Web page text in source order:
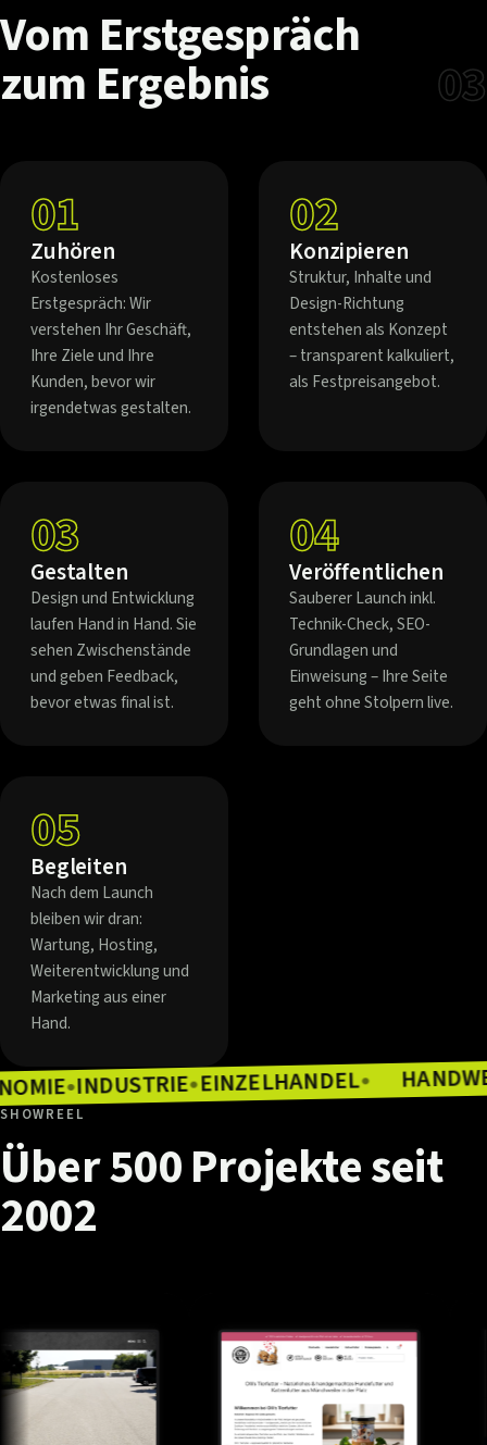
Vom Erstgespräch
zum Ergebnis
03
01
Zuhören
Kostenloses
Erstgespräch: Wir
verstehen Ihr Geschäft,
Ihre Ziele und Ihre
Kunden, bevor wir
irgendetwas gestalten.
02
Konzipieren
Struktur, Inhalte und
Design-Richtung
entstehen als Konzept
– transparent kalkuliert,
als Festpreisangebot.
03
Gestalten
Design und Entwicklung
laufen Hand in Hand. Sie
sehen Zwischenstände
und geben Feedback,
bevor etwas final ist.
04
Veröffentlichen
Sauberer Launch inkl.
Technik-Check, SEO-
Grundlagen und
Einweisung – Ihre Seite
geht ohne Stolpern live.
05
Begleiten
Nach dem Launch
bleiben wir dran:
Wartung, Hosting,
Weiterentwicklung und
Marketing aus einer
Hand.
●INDUSTRIE●EINZELHANDEL●
SHOWREEL
Über500Projekteseit
2002